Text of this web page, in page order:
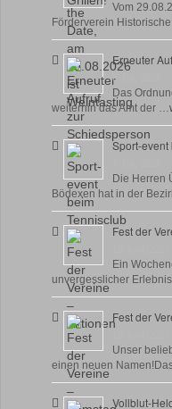
Vom
Förderverein
Erneuter
8 Juli, 2026
Das
weiterhin das Amt der …
Sport-event
Die Herren
Bödexen hat in der
Fest der
Ein
unvergesslicher
Fest der
Unser
einen neuen
Vollblut-